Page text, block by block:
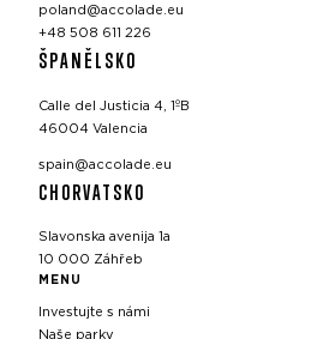
poland@accolade.eu
+48 508 611 226
ŠPANĚLSKO
Calle del Justicia 4, 1ºB
46004 Valencia
spain@accolade.eu
CHORVATSKO
Slavonska avenija 1a
10 000 Záhřeb
MENU
Investujte s námi
Naše parky